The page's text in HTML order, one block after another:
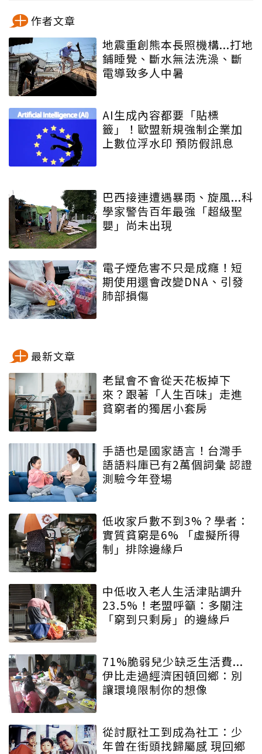
作者文章
地震重創熊本長照機構...打地
鋪睡覺、斷水無法洗澡、斷
電導致多人中暑
AI生成內容都要「貼標
籤」！歐盟新規強制企業加
上數位浮水印 預防假訊息
巴西接連遭遇暴雨、旋風...科
學家警告百年最強「超級聖
嬰」尚未出現
電子煙危害不只是成癮！短
期使用還會改變DNA、引發
肺部損傷
最新文章
老鼠會不會從天花板掉下
來？跟著「人生百味」走進
貧窮者的獨居小套房
手語也是國家語言！台灣手
語語料庫已有2萬個詞彙 認證
測驗今年登場
低收家戶數不到3%？學者：
實質貧窮是6% 「虛擬所得
制」排除邊緣戶
中低收入老人生活津貼調升
23.5%！老盟呼籲：多關注
「窮到只剩房」的邊緣戶
71%脆弱兒少缺乏生活費...
伊比走過經濟困頓回鄉：別
讓環境限制你的想像
從討厭社工到成為社工：少
年曾在街頭找歸屬感 現回鄉